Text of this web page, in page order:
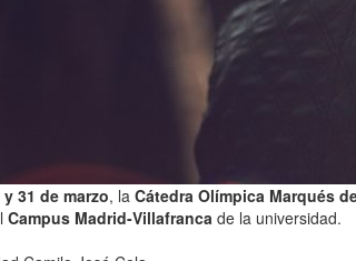
y 31 de marzo, la Cátedra Olímpica Marqués
Campus Madrid-Villafranca de la universidad.